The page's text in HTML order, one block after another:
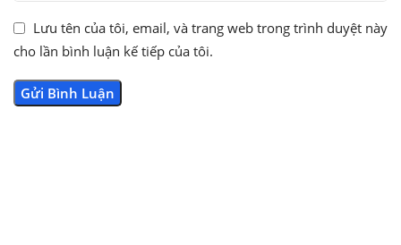
Lưu tên của tôi, email, và trang web trong trình duyệt này
cho lần bình luận kế tiếp của tôi.